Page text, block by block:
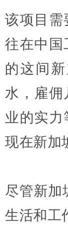
该项目需
往在中国
的这间
水，雇佣
业的实
现在新加
尽管新加
生活和工